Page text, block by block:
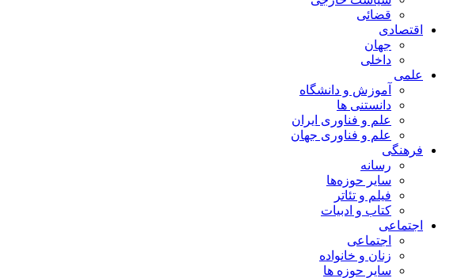
قضائی
اقتصادی
جهان
داخلی
علمی
آموزش و دانشگاه
دانستنی ها
علم و فناوری ایران
علم و فناوری جهان
فرهنگی
رسانه
سایر حوزه‌ها
فیلم و تئاتر
کتاب و ادبیات
اجتماعی
اجتماعی
زنان و خانواده
سایر حوزه ها